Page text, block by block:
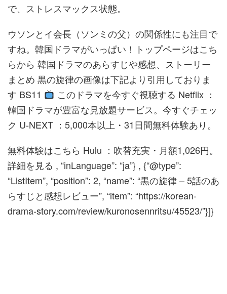
で、ストレスマックス状態。
ウソンとイ会長（ソンミの父）の関係性にも注目で
すね。韓国ドラマがいっぱい！トップページはこち
らから 韓国ドラマのあらすじや感想、ストーリー
まとめ 黒の旋律の画像は下記より引用しておりま
す BS11
このドラマを今すぐ視聴する Netflix ：
韓国ドラマが豊富な見放題サービス。今すぐチェッ
ク U-NEXT ：5,000本以上・31日間無料体験あり。
無料体験はこちら Hulu ：吹替充実・月額1,026円。
詳細を見る , “inLanguage”: “ja”} , {“@type”:
“ListItem”, “position”: 2, “name”: “黒の旋律 – 5話のあ
らすじと感想レビュー”, “item”: “https://korean-
drama-story.com/review/kuronosennritsu/45523/”}]}